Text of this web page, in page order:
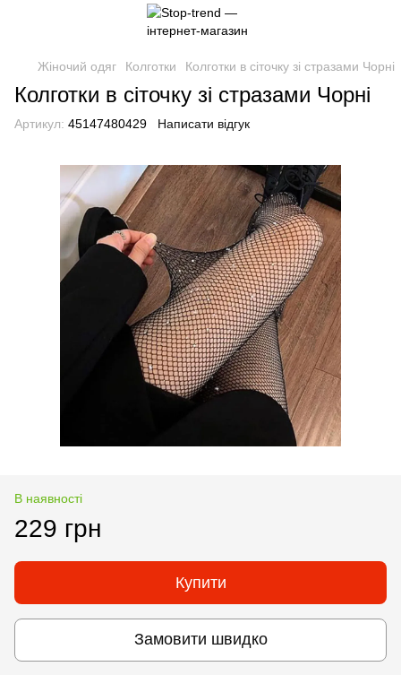
Жіночий одяг Колготки Колготки в сіточку зі стразами Чорні
Колготки в сіточку зі стразами Чорні
Артикул: 45147480429 Написати відгук
В наявності
229 грн
Купити
Замовити швидко